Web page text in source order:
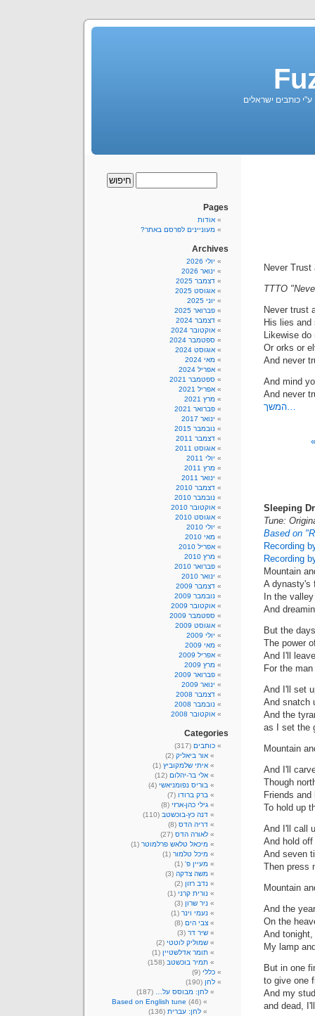
ע"י כותבים ישראלים
Never Trust
TTTO
Never trust
His lies
Likewise
Or orks or
And never
And mind
And never
המשך…
Sleeping
Tune:
Based on
Recording
Recording
Mountain
A dynasty's
In the
And
But the
The power
And I'll
For the
And I'll set
And snatch
And the
as I set the
Mountain
And I'll
Though
Friends
To hold up
And I'll call
And hold
And seven
Then press
Mountain
And the
On the
And
My lamp
But in one
to give one
And my
and dead,
Pages
אודות
מעוניינים לפרסם באתר?
Archives
יולי 2026
ינואר 2026
דצמבר 2025
אוגוסט 2025
יוני 2025
פברואר 2025
דצמבר 2024
אוקטובר 2024
ספטמבר 2024
אוגוסט 2024
מאי 2024
אפריל 2024
ספטמבר 2021
אפריל 2021
מרץ 2021
פברואר 2021
ינואר 2017
נובמבר 2015
דצמבר 2011
אוגוסט 2011
יולי 2011
מרץ 2011
ינואר 2011
דצמבר 2010
נובמבר 2010
אוקטובר 2010
אוגוסט 2010
יולי 2010
מאי 2010
אפריל 2010
מרץ 2010
פברואר 2010
ינואר 2010
דצמבר 2009
נובמבר 2009
אוקטובר 2009
ספטמבר 2009
אוגוסט 2009
יולי 2009
מאי 2009
אפריל 2009
מרץ 2009
פברואר 2009
ינואר 2009
דצמבר 2008
נובמבר 2008
אוקטובר 2008
Categories
כותבים (317)
אור ביאליק (2)
איתי שלמקוביץ (1)
אלי בר-יהלום (12)
בוריס נפומניאשי (4)
ברק ברודו (7)
גילי כהן-ארזי (8)
דנה כץ-בוכשטב (110)
דריה הדס (8)
לאורה הדס (27)
מיכאל טלאש פרלמוטר (1)
מיכל טלמור (1)
מעיין פ' (1)
משה צדקה (3)
נדב רזון (2)
נורית קרני (1)
ניר שרון (3)
נעמי וינר (1)
צבי הים (8)
שיר דר (3)
שמוליק לוטטי (2)
תומר אדלשטיין (1)
תמיר בוכשטב (158)
כללי (9)
לחן (190)
לחן: מבוסס על…
(187)
Based on English tune (46)
לחן: עברית (136)